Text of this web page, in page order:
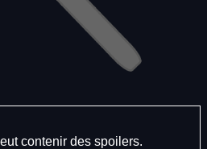
contenir des spoilers.